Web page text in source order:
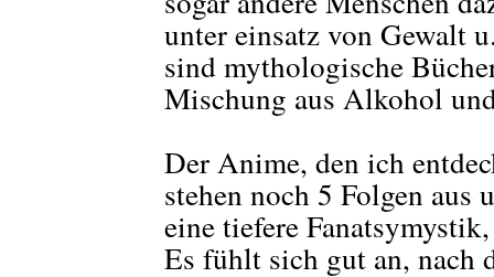
unter einsatz von Gewalt
sind mythologische
Mischung aus Alkohol
Der Anime, den ich
stehen noch 5 Folgen aus
eine tiefere
Es fühlt sich gut an, nach